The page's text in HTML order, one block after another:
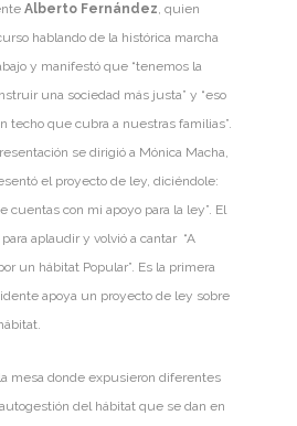
Alberto Fernández, quien
hablando de la histórica marcha
y manifestó que “tenemos la
una sociedad más justa” y “eso
techo que cubra a nuestras familias”.
se dirigió a Mónica Macha,
el proyecto de ley, diciéndole:
cuentas con mi apoyo para la ley”. El
aplaudir y volvió a cantar “A
un hábitat Popular”. Es la primera
apoya un proyecto de ley sobre
mesa donde expusieron diferentes
del hábitat que se dan en